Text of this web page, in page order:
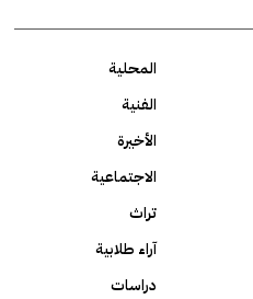
المحلية
الفنية
الأخيرة
الاجتماعية
تراث
آراء طلابية
دراسات